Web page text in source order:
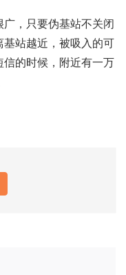
，只要伪基站不关闭
站越近，被吸入的可
的时候，附近有一万